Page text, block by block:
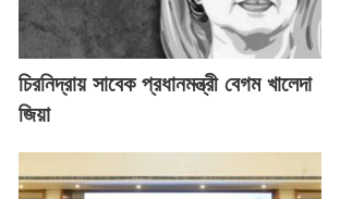
চিরনিদ্রায় সাবেক প্রধানমন্ত্রী বেগম খালেদা
জিয়া